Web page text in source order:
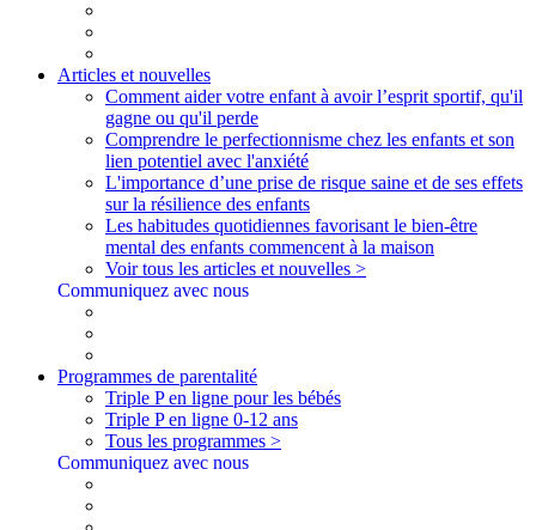
Articles et nouvelles
Comment aider votre enfant à avoir l’esprit sportif, qu'il
gagne ou qu'il perde
Comprendre le perfectionnisme chez les enfants et son
lien potentiel avec l'anxiété
L'importance d’une prise de risque saine et de ses effets
sur la résilience des enfants
Les habitudes quotidiennes favorisant le bien-être
mental des enfants commencent à la maison
Voir tous les articles et nouvelles >
Communiquez avec nous
Programmes de parentalité
Triple P en ligne pour les bébés
Triple P en ligne 0-12 ans
Tous les programmes >
Communiquez avec nous